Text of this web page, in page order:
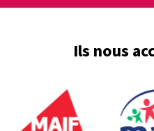
Ils nous